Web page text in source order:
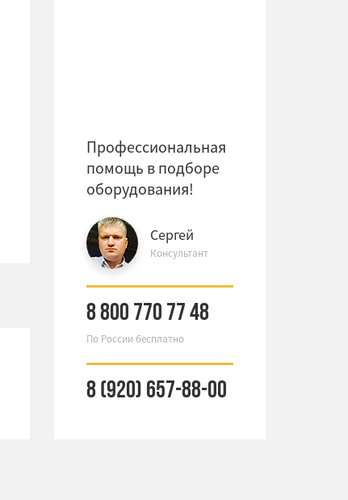
Профессиональная
помощь в подборе
оборудования!
Сергей
Консультант
8 800 770 77 48
По России бесплатно
8 (920) 657-88-00